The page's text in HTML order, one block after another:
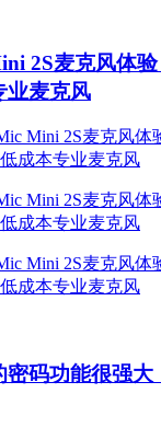
2S麦克风体
业麦克风
密码功能很强